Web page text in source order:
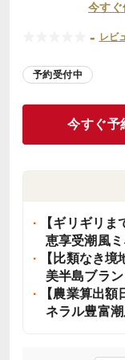
今すぐ
- レビ
予約受付中
今すぐ予
【ギリギリま
恵享受潮風
【比類なき境
美半島ブラン
【農業算出額
ネラル豊富